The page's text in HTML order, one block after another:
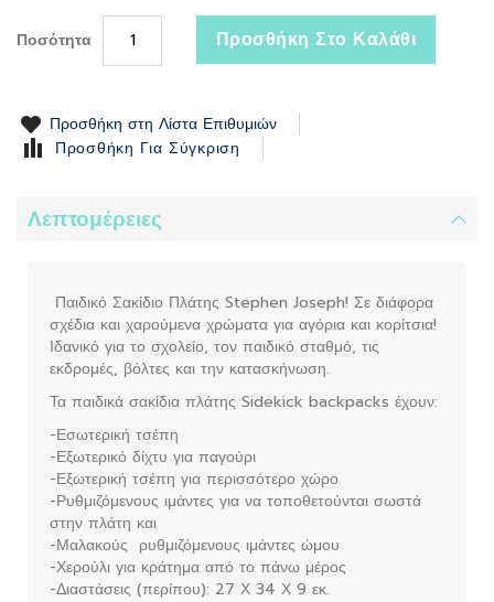
Ποσότητα Προσθήκη Στο Καλάθι
Προσθήκη στη Λίστα Επιθυμιών
Προσθήκη Για Σύγκριση
Λεπτομέρειες
Παιδικό Σακίδιο Πλάτης Stephen Joseph! Σε διάφορα
σχέδια και χαρούμενα χρώματα για αγόρια και κορίτσια!
Ιδανικό για το σχολείο, τον παιδικό σταθμό, τις
εκδρομές, βόλτες και την κατασκήνωση.
Τα παιδικά σακίδια πλάτης Sidekick backpacks έχουν:
-Εσωτερική τσέπη
-Εξωτερικό δίχτυ για παγούρι
-Εξωτερική τσέπη για περισσότερο χώρο
-Ρυθμιζόμενους ιμάντες για να τοποθετούνται σωστά
στην πλάτη και
-Μαλακούς ρυθμιζόμενους ιμάντες ώμου
-Χερούλι για κράτημα από το πάνω μέρος
-Διαστάσεις (περίπου): 27 Χ 34 Χ 9 εκ.